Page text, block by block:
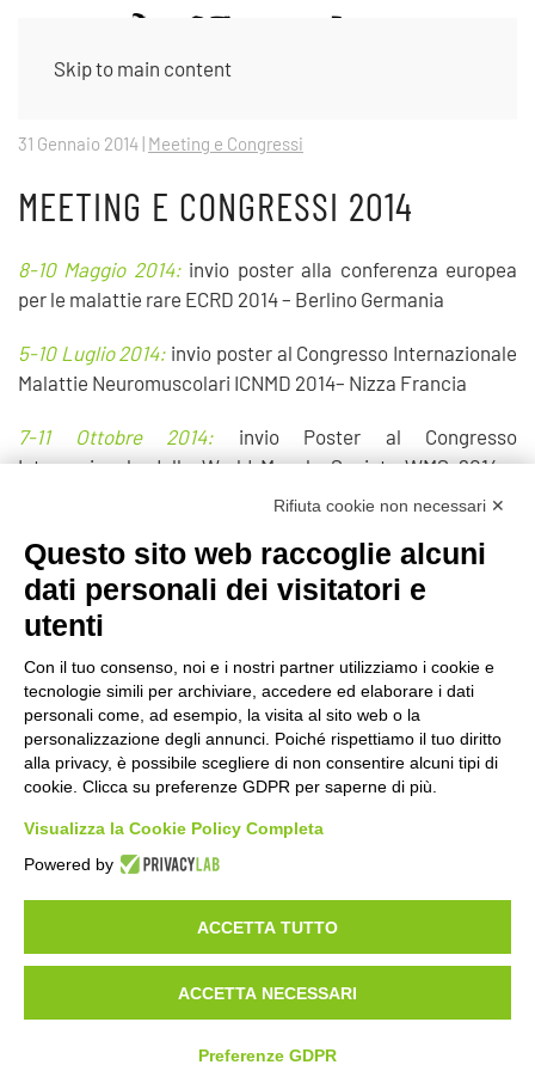
Skip to main content
31 Gennaio 2014| Meeting e Congressi
MEETING E CONGRESSI 2014
8-10 Maggio 2014:invio poster alla conferenza europea
per le malattie rare ECRD 2014 – Berlino Germania
5-10 Luglio 2014: invio poster al Congresso Internazionale
Malattie Neuromuscolari ICNMD 2014– Nizza Francia
7-11 Ottobre 2014: invio Poster al Congresso
Internazionale della World Muscle Society WMS 2014 –
Prec Avanti
©2020 GFBONLUS.IT - GRUPPO FAMILIARI BETA-SARCOGLICANOPATIE
+39 328 0075986 INFO@BETA-SARCOGLICANOPATIE.IT
VIA CIVASCA 112 23018TALAMONA - SO ITALIA
Made byNoratech
CARICA DOCUMENTI
Rifiuta cookie non necessari ✕
Questo sito web raccoglie alcuni
dati personali dei visitatori e
utenti
Con il tuo consenso, noi e i nostri partner utilizziamo i cookie e
tecnologie simili per archiviare, accedere ed elaborare i dati
personali come, ad esempio, la visita al sito web o la
personalizzazione degli annunci. Poiché rispettiamo il tuo diritto
alla privacy, è possibile scegliere di non consentire alcuni tipi di
cookie. Clicca su preferenze GDPR per saperne di più.
Visualizza la Cookie Policy Completa
Powered by
ACCETTA TUTTO
ACCETTA NECESSARI
Preferenze GDPR